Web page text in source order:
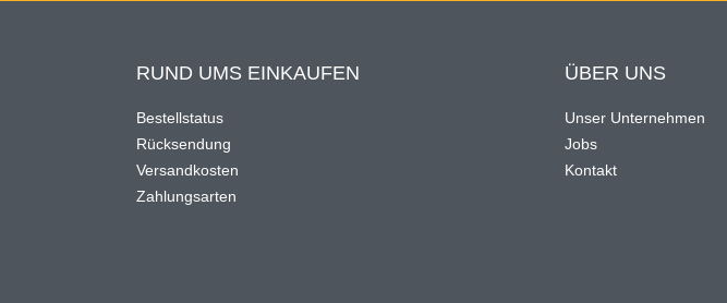
RUND UMS EINKAUFEN
Bestellstatus
Rücksendung
Versandkosten
Zahlungsarten
ÜBER UNS
Unser Unternehmen
Jobs
Kontakt